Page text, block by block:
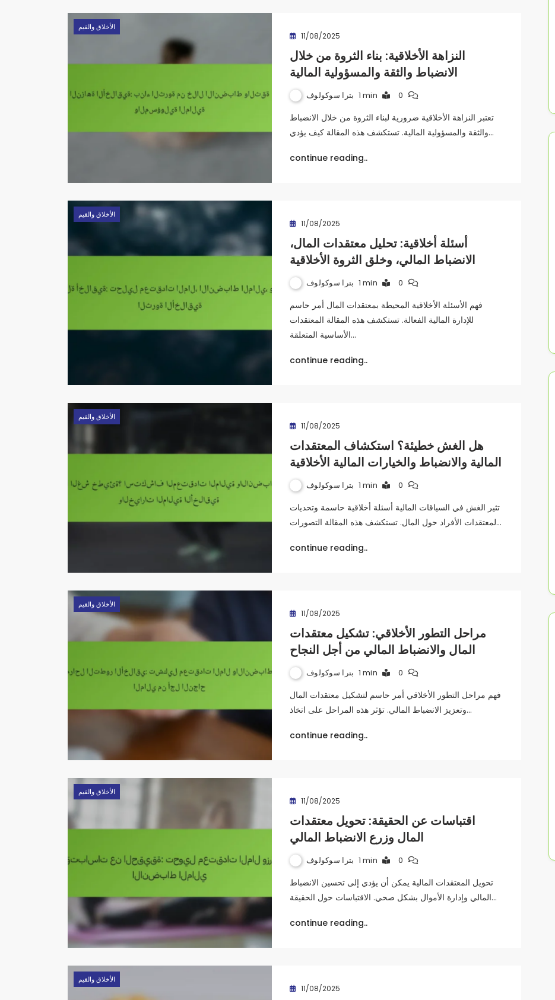
الأخلاق والقيم
11/08/2025
النزاهة الأخلاقية: بناء الثروة من خلال
الانضباط والثقة والمسؤولية المالية
بترا سوكولوف 1 min 0
تعتبر النزاهة الأخلاقية ضرورية لبناء الثروة من خلال الانضباط
والثقة والمسؤولية المالية. تستكشف هذه المقالة كيف يؤدي…
continue reading..
الأخلاق والقيم
11/08/2025
أسئلة أخلاقية: تحليل معتقدات المال،
الانضباط المالي، وخلق الثروة الأخلاقية
بترا سوكولوف 1 min 0
فهم الأسئلة الأخلاقية المحيطة بمعتقدات المال أمر حاسم
للإدارة المالية الفعالة. تستكشف هذه المقالة المعتقدات
الأساسية المتعلقة…
continue reading..
الأخلاق والقيم
11/08/2025
هل الغش خطيئة؟ استكشاف المعتقدات
المالية والانضباط والخيارات المالية الأخلاقية
بترا سوكولوف 1 min 0
تثير الغش في السياقات المالية أسئلة أخلاقية حاسمة وتحديات
لمعتقدات الأفراد حول المال. تستكشف هذه المقالة التصورات…
continue reading..
الأخلاق والقيم
11/08/2025
مراحل التطور الأخلاقي: تشكيل معتقدات
المال والانضباط المالي من أجل النجاح
بترا سوكولوف 1 min 0
فهم مراحل التطور الأخلاقي أمر حاسم لتشكيل معتقدات المال
وتعزيز الانضباط المالي. تؤثر هذه المراحل على اتخاذ…
continue reading..
الأخلاق والقيم
11/08/2025
اقتباسات عن الحقيقة: تحويل معتقدات
المال وزرع الانضباط المالي
بترا سوكولوف 1 min 0
تحويل المعتقدات المالية يمكن أن يؤدي إلى تحسين الانضباط
المالي وإدارة الأموال بشكل صحي. الاقتباسات حول الحقيقة…
continue reading..
الأخلاق والقيم
11/08/2025